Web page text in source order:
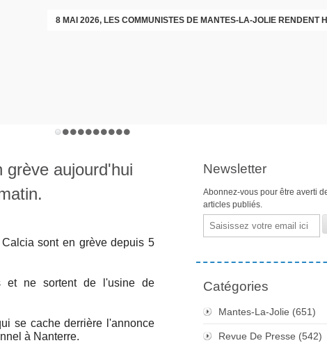
VOEUX DES COMMUNISTES DIMANCHE DERNIER.
grève aujourd'hui
sont en grève depuis 5
et ne sortent de l'usine de
se cache derrière l'annonce
à Nanterre.
Newsletter
Abonnez-vous pour être averti
articles publiés.
Email
Catégories
Mantes-La-Jolie (651)
Revue De Presse (542)